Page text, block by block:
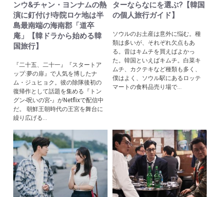
ンウ&チャン・ヨンナムの熱
演に釘付け!寺院ロケ地は半
島最南端の海南郡「道卒
庵」【韓ドラから始める韓
国旅行】
『二十五、二十一』『スタートア
ップ:夢の扉』で人気を博したナ
ム・ジュヒョク。彼の除隊後初の
復帰作として話題を集める『トン
グン-呪いの宮-』がNetflixで配信中
だ。 朝鮮王朝時代の王宮を舞台に
繰り広げる...
ターならなにを選ぶ?【韓国
の個人旅行ガイド】
ソウルのお土産は意外に悩む。種
類は多いが、それぞれ欠点もあ
る。昔はキムチを買えばよかっ
た。韓国といえばキムチ。白菜キ
ムチ、カクテキなど種類も多く、
僕はよく、ソウル駅にあるロッテ
マートの食料品売り場で...